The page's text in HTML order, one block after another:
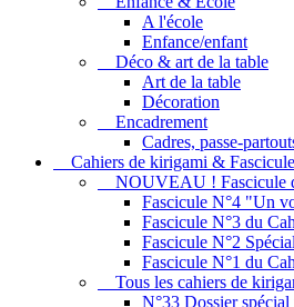
A l'école
Enfance/enfant
Déco & art de la table
Art de la table
Décoration
Encadrement
Cadres, passe-
Cahiers de kirigami &
NOUVEAU ! Fascicule
Fascicule N°4 "Un
Fascicule N°3 du
Fascicule N°2
Fascicule N°1 du
Tous les cahiers de
N°33 Dossier spécial